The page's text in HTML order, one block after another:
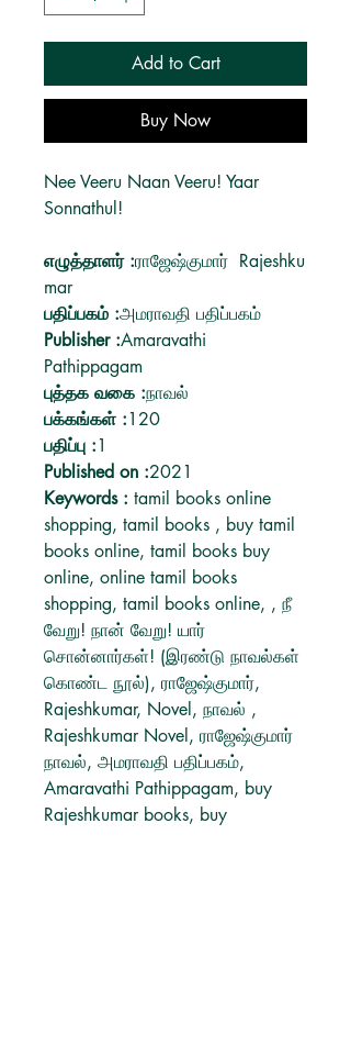
Add to Cart
Buy Now
Nee Veeru Naan Veeru! Yaar
Sonnathul!
எழுத்தாளர் :ராஜேஷ்குமார் Rajeshku
mar
பதிப்பகம் :அமராவதி பதிப்பகம்
Publisher :Amaravathi
Pathippagam
புத்தக வகை :நாவல்
பக்கங்கள் :120
பதிப்பு :1
Published on :2021
Keywords : tamil books online
shopping, tamil books , buy tamil
books online, tamil books buy
online, online tamil books
shopping, tamil books online, , நீ
வேறு! நான் வேறு! யார்
சொன்னார்கள்! (இரண்டு நாவல்கள்
கொண்ட நூல்), ராஜேஷ்குமார்,
Rajeshkumar, Novel, நாவல் ,
Rajeshkumar Novel, ராஜேஷ்குமார்
நாவல், அமராவதி பதிப்பகம்,
Amaravathi Pathippagam, buy
Rajeshkumar books, buy